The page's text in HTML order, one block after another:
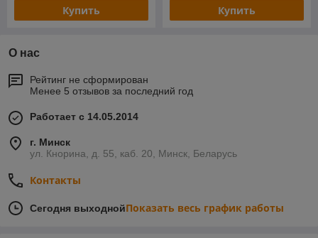
Купить Купить
О нас
Рейтинг не сформирован
Менее 5 отзывов за последний год
Работает с 14.05.2014
г. Минск
ул. Кнорина, д. 55, каб. 20, Минск, Беларусь
Контакты
Сегодня выходнойПоказать весь график работы